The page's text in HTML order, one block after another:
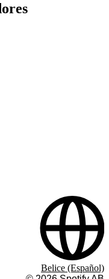
Belice (Español)